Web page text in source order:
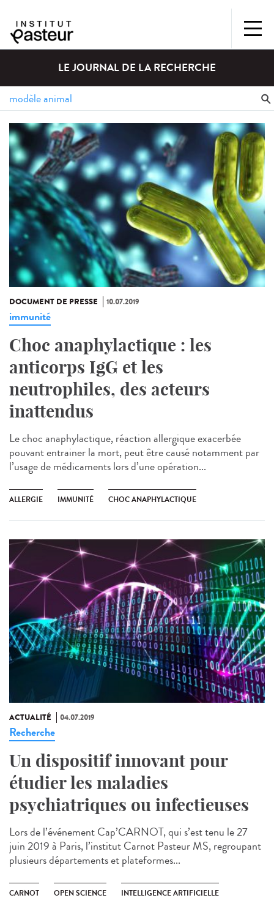
LE JOURNAL DE LA RECHERCHE
DOCUMENT DE PRESSE 10.07.2019
immunité
Choc anaphylactique : les
anticorps IgG et les
neutrophiles, des acteurs
inattendus
Le choc anaphylactique, réaction allergique exacerbée
pouvant entrainer la mort, peut être causé notamment par
l’usage de médicaments lors d’une opération...
ALLERGIE IMMUNITÉ CHOC ANAPHYLACTIQUE
ACTUALITÉ 04.07.2019
Recherche
Un dispositif innovant pour
étudier les maladies
psychiatriques ou infectieuses
Lors de l’événement Cap’CARNOT, qui s’est tenu le 27
juin 2019 à Paris, l’institut Carnot Pasteur MS, regroupant
plusieurs départements et plateformes...
CARNOT OPEN SCIENCE INTELLIGENCE ARTIFICIELLE